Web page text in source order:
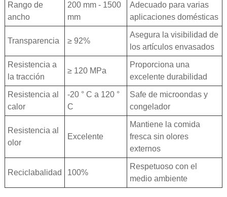
Rango de
ancho
200 mm - 1500
mm
Adecuado para varias
aplicaciones domésticas
Transparencia ≥ 92%
Asegura la visibilidad de
los artículos envasados
Resistencia a
la tracción
≥ 120 MPa
Proporciona una
excelente durabilidad
Resistencia al
calor
-20 ° C a 120 °
C
Safe de microondas y
congelador
Resistencia al
olor
Excelente
Mantiene la comida
fresca sin olores
externos
Reciclabalidad 100%
Respetuoso con el
medio ambiente